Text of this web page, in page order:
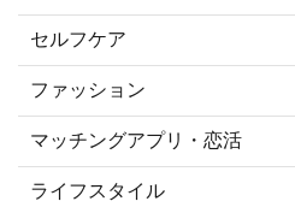
セルフケア
ファッション
マッチングアプリ・恋活
ライフスタイル